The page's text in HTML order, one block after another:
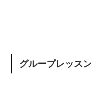
グループレッス